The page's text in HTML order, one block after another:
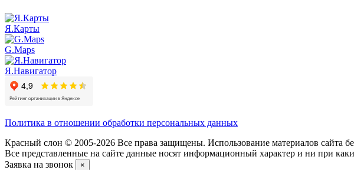
Я.Карты
G.Maps
Я.Навигатор
Политика в отношении обработки персональных данных
Красный слон © 2005-2026 Все права защищены. Использование материалов сайта
Все представленные на сайте данные носят информационный характер и ни при
Заявка на звонок
×